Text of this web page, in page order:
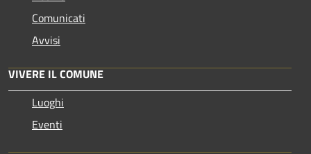
Comunicati
Avvisi
VIVERE IL COMUNE
Luoghi
Eventi